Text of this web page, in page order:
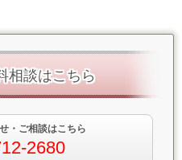
相談はこちら
・ご相談はこちら
2680